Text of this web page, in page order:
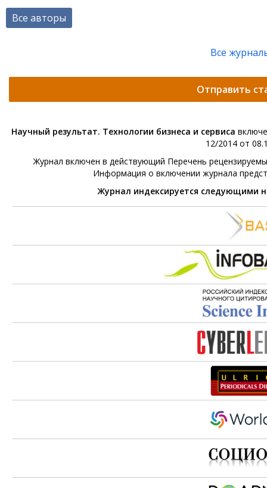
Все авторы
Все
Отправить
Научный результат. Технологии бизнеса и сервиса
12/2014 от
Журнал включен в действующий Перечень
Информация о включении журнала
Журнал индексируется следующими